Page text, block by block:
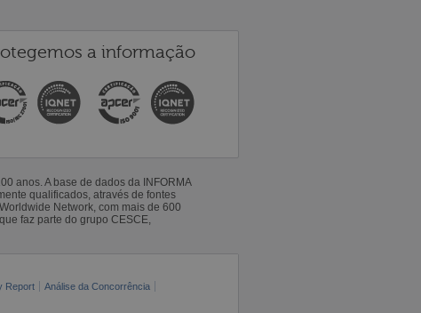
a informação
anos. A base de dados da INFORMA
qualificados, através de fontes
Network, com mais de 600
faz parte do grupo CESCE,
Report
Análise da Concorrência